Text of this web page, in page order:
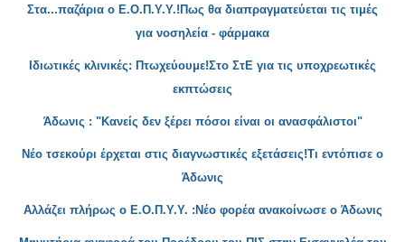
Στα...παζάρια ο Ε.Ο.Π.Υ.Υ.!Πως θα διαπραγματεύεται τις τιμές
για νοσηλεία - φάρμακα
Ιδιωτικές κλινικές: Πτωχεύουμε!Στο ΣτΕ για τις υποχρεωτικές
εκπτώσεις
Άδωνις : "Κανείς δεν ξέρει πόσοι είναι οι ανασφάλιστοι"
Νέο τσεκούρι έρχεται στις διαγνωστικές εξετάσεις!Τι εντόπισε ο
Άδωνις
Αλλάζει πλήρως ο Ε.Ο.Π.Υ.Υ. :Νέο φορέα ανακοίνωσε ο Άδωνις